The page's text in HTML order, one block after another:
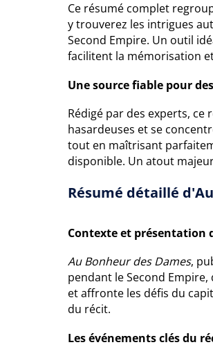
Ce résumé complet
y trouverez les intrigues
Second Empire. Un outil
facilitent la mémorisation
Une source fiable pour
Rédigé par des experts,
hasardeuses et se
tout en maîtrisant
disponible. Un atout
Résumé détaillé
Contexte et présentation
Au Bonheur des Dames,
pendant le Second
et affronte les défis du
du récit.
Les événements clés du